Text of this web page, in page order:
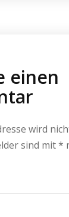
einen
wird
sind mit*